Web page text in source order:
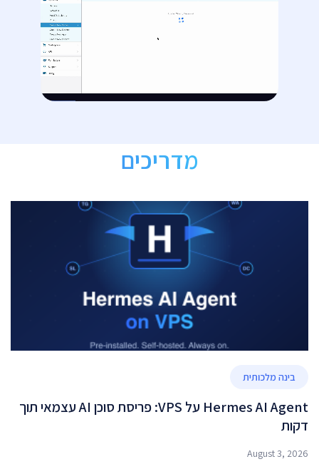
מדריכים
בינה מלכותית
Hermes AI Agent על VPS: פריסת סוכן AI עצמאי תוך
דקות
August 3, 2026